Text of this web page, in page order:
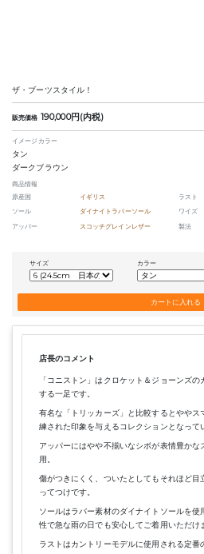
ザ・ブーツスタイル！
販売価格 190,000円(内税)
イメージカラー
タン
ダークブラウン
商品情報
原産国
イギリス ラスト
ソール
ダイナイトラバーソール ワイズ
アッパー
スコッチグレインレザー 製法
サイズ カラー
店長のコメント
「コニストン」はクロケット＆ジョーンズ
する一足です。
有名な「トリッカーズ」と比較するとやや
練された印象を与えるコレクションとなって
アッパーにはやや不揃いなシボが表情豊か
用。
傷がつきにくく、ついたとしてもそれほど目
ってつけです。
ソールはラバー素材のダイナイトソールを使
性で急な雨の日でも安心してご着用いただけ
ラストはカントリーモデルに使用される定番